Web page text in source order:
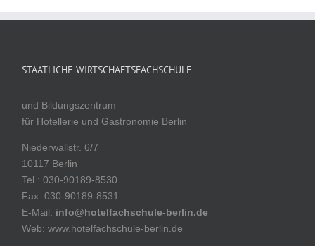
STAATLICHE WIRTSCHAFTSFACHSCHULE
und Bildungszentrum
für Hotellerie und Gastronomie Berlin
Niederwallstr. 6/7
10117 Berlin
Tel.: 030-90189-8530
Fax: 030-90189-8531
E-Mail: info@hotelfachschule-berlin.de
Web: www.hotelfachschule-berlin.de